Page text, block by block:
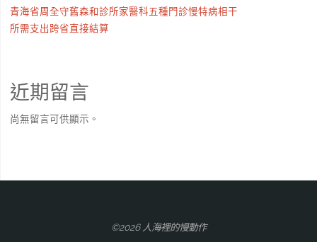
青海省周全守舊森和診所家醫科五種門診慢特病相干
所需支出跨省直接結算
近期留言
尚無留言可供顯示。
©2026 人海裡的慢動作